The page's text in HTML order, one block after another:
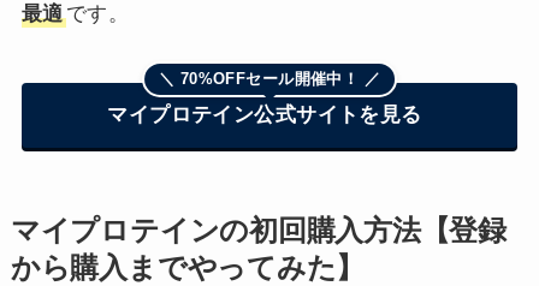
最適です。
＼ 70%OFFセール開催中！ ／
マイプロテイン公式サイトを見る
マイプロテインの初回購入方法【登録
から購入までやってみた】